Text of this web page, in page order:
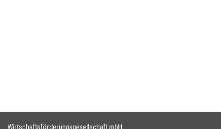
Wirtschaftsförderungsgesellschaft mbH